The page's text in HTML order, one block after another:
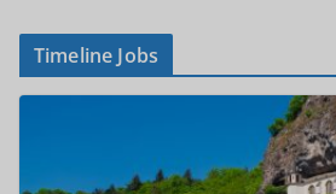
Timeline Jobs